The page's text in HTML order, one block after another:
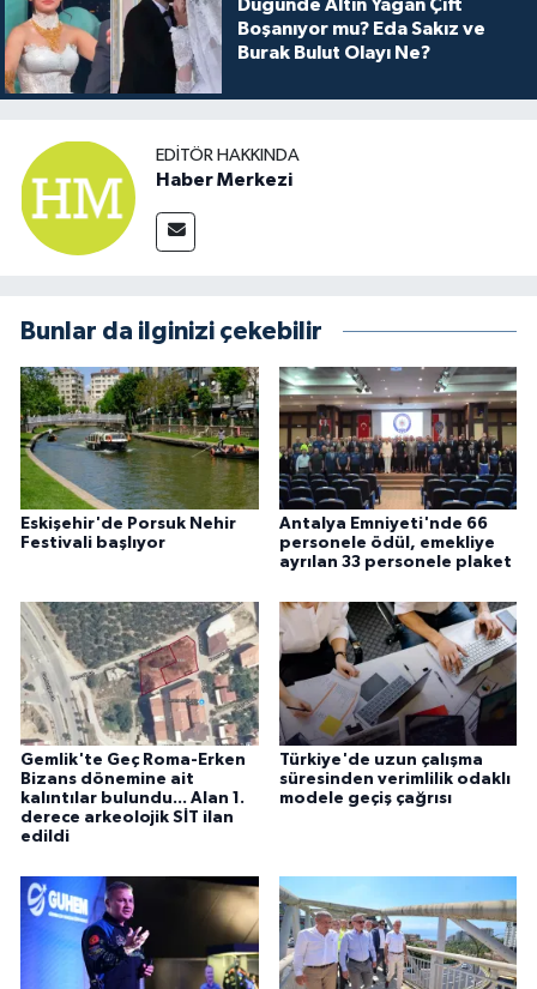
Düğünde Altın Yağan Çift
Boşanıyor mu? Eda Sakız ve
Burak Bulut Olayı Ne?
EDITÖR HAKKINDA
Haber Merkezi
Bunlar da ilginizi çekebilir
Eskişehir'de Porsuk Nehir
Festivali başlıyor
Antalya Emniyeti'nde 66
personele ödül, emekliye
ayrılan 33 personele plaket
Gemlik'te Geç Roma-Erken
Bizans dönemine ait
kalıntılar bulundu... Alan 1.
derece arkeolojik SİT ilan
edildi
Türkiye'de uzun çalışma
süresinden verimlilik odaklı
modele geçiş çağrısı